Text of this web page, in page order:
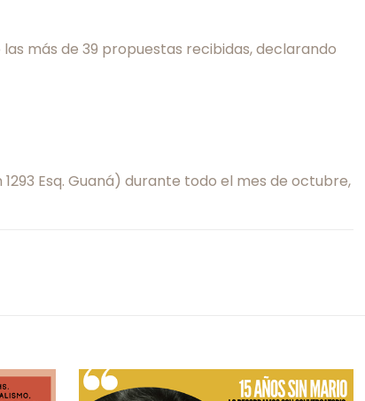
más de 39 propuestas recibidas, declarando
Esq. Guaná) durante todo el mes de octubre,